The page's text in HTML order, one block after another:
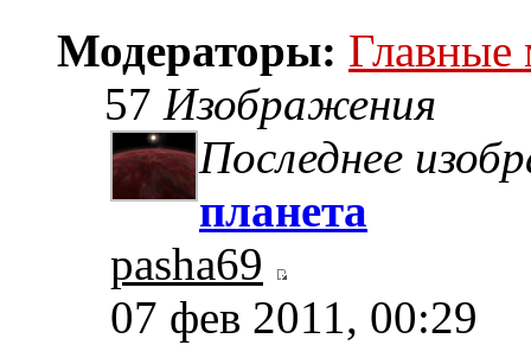
Модераторы: Главные
57 Изображения
Последнее
планета
pasha69
07 фев 2011, 00:29